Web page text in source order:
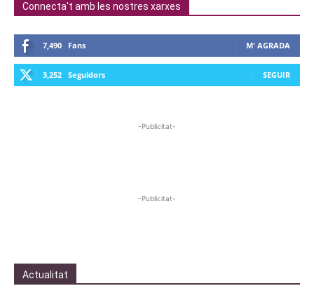
Connecta't amb les nostres xarxes
7,490 Fans M' AGRADA
3,252 Seguidors SEGUIR
-Publicitat-
-Publicitat-
Actualitat